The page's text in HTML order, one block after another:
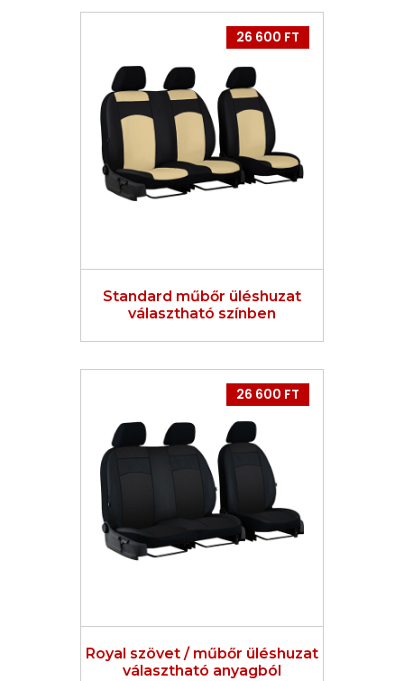
26 600 FT
Standard műbőr üléshuzat
választható színben
26 600 FT
Royal szövet / műbőr üléshuzat
választható anyagból